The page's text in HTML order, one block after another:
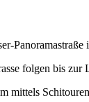
Panoramastraße
folgen bis zur
mittels